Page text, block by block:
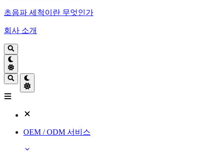
초음파 세척이란 무엇인가
회사 소개
OEM / ODM 서비스